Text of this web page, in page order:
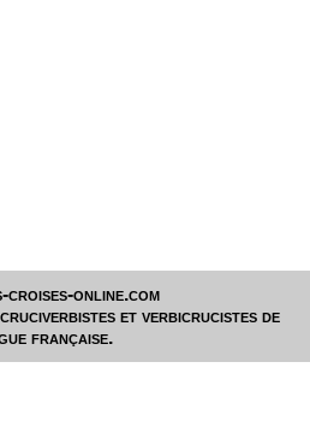
croises-online.com
et verbicrucistes de
française.